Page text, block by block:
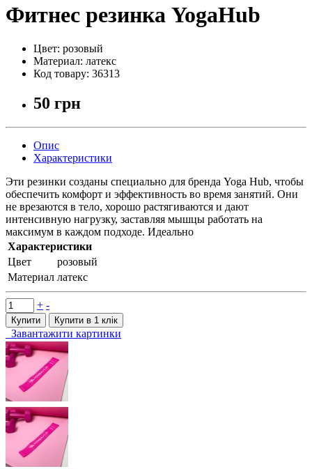
Фитнес резинка YogaHub
Цвет: розовый
Материал: латекс
Код товару: 36313
50 грн
Опис
Характеристики
Эти резинки созданы специально для бренда Yoga Hub, чтобы
обеспечить комфорт и эффективность во время занятий. Они
не врезаются в тело, хорошо растягиваются и дают
интенсивную нагрузку, заставляя мышцы работать на
максимум в каждом подходе. Идеально
Характеристики
Цвет
розовый
Материал латекс
+ -
Купити Купити в 1 клiк
Завантажити картинки